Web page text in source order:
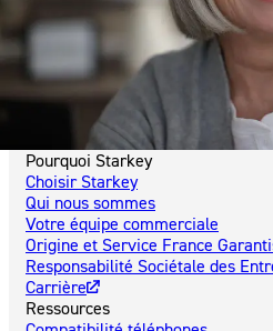
Pourquoi Starkey
Choisir Starkey
Qui nous sommes
Votre équipe commerciale
Origine et Service France
Responsabilité Sociétale des
Carrière
Ressources